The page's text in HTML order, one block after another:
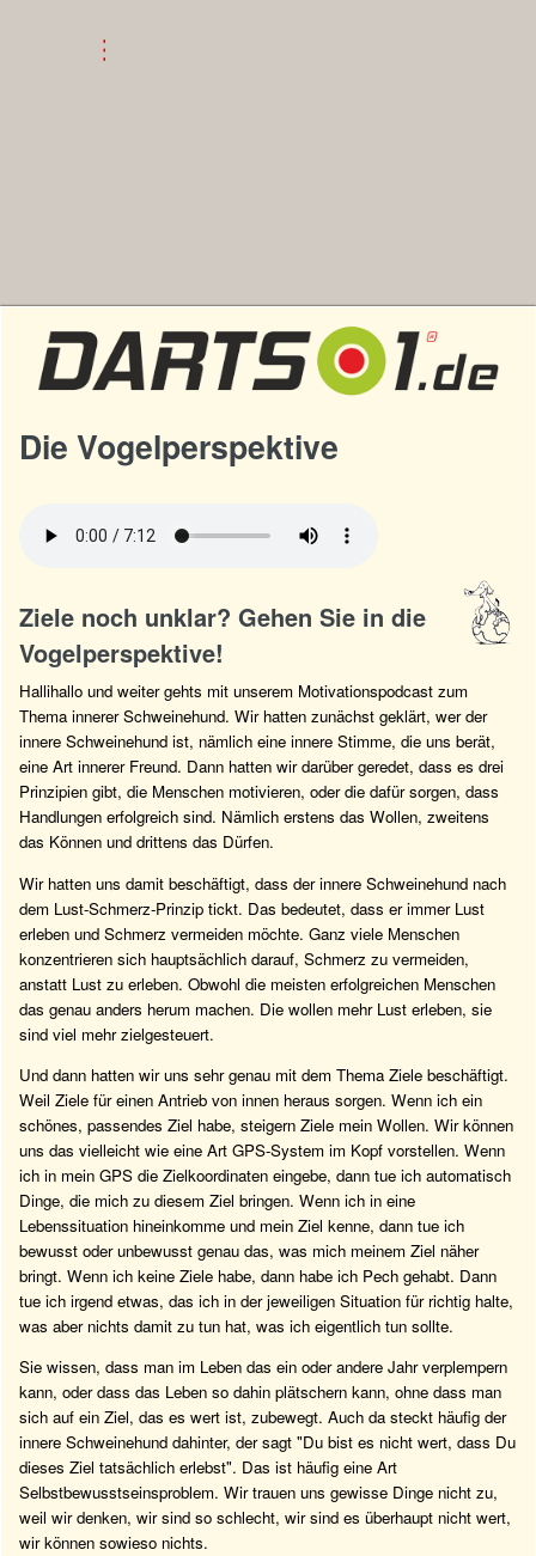
Die Vogelperspektive
Ziele noch unklar? Gehen Sie in die
Vogelperspektive!
Hallihallo und weiter gehts mit unserem Motivationspodcast zum
Thema innerer Schweinehund. Wir hatten zunächst geklärt, wer der
innere Schweinehund ist, nämlich eine innere Stimme, die uns berät,
eine Art innerer Freund. Dann hatten wir darüber geredet, dass es drei
Prinzipien gibt, die Menschen motivieren, oder die dafür sorgen, dass
Handlungen erfolgreich sind. Nämlich erstens das Wollen, zweitens
das Können und drittens das Dürfen.
Wir hatten uns damit beschäftigt, dass der innere Schweinehund nach
dem Lust-Schmerz-Prinzip tickt. Das bedeutet, dass er immer Lust
erleben und Schmerz vermeiden möchte. Ganz viele Menschen
konzentrieren sich hauptsächlich darauf, Schmerz zu vermeiden,
anstatt Lust zu erleben. Obwohl die meisten erfolgreichen Menschen
das genau anders herum machen. Die wollen mehr Lust erleben, sie
sind viel mehr zielgesteuert.
Und dann hatten wir uns sehr genau mit dem Thema Ziele beschäftigt.
Weil Ziele für einen Antrieb von innen heraus sorgen. Wenn ich ein
schönes, passendes Ziel habe, steigern Ziele mein Wollen. Wir können
uns das vielleicht wie eine Art GPS-System im Kopf vorstellen. Wenn
ich in mein GPS die Zielkoordinaten eingebe, dann tue ich automatisch
Dinge, die mich zu diesem Ziel bringen. Wenn ich in eine
Lebenssituation hineinkomme und mein Ziel kenne, dann tue ich
bewusst oder unbewusst genau das, was mich meinem Ziel näher
bringt. Wenn ich keine Ziele habe, dann habe ich Pech gehabt. Dann
tue ich irgend etwas, das ich in der jeweiligen Situation für richtig halte,
was aber nichts damit zu tun hat, was ich eigentlich tun sollte.
Sie wissen, dass man im Leben das ein oder andere Jahr verplempern
kann, oder dass das Leben so dahin plätschern kann, ohne dass man
sich auf ein Ziel, das es wert ist, zubewegt. Auch da steckt häufig der
innere Schweinehund dahinter, der sagt "Du bist es nicht wert, dass Du
dieses Ziel tatsächlich erlebst". Das ist häufig eine Art
Selbstbewusstseinsproblem. Wir trauen uns gewisse Dinge nicht zu,
weil wir denken, wir sind so schlecht, wir sind es überhaupt nicht wert,
wir können sowieso nichts.